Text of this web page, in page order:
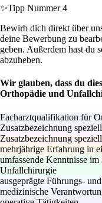
✨Tipp Nummer 4
Bewirb dich direkt über
deine Bewerbung zu
geben. Außerdem hast du
abzuheben.
Wir glauben, dass du
Orthopädie und
Facharztqualifikation für
Zusatzbezeichnung
Zusatzbezeichnung
mehrjährige Erfahrung in
umfassende Kenntnisse
Unfallchirurgie
ausgeprägte Führungs-
medizinische